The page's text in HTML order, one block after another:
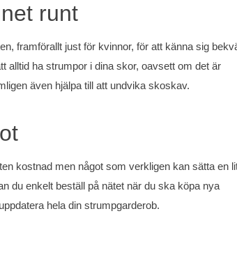
runt
framförallt just för kvinnor, för att känna sig
alltid ha strumpor i dina skor, oavsett om det är
även hjälpa till att undvika skoskav.
kostnad men något som verkligen kan sätta en
du enkelt beställ på nätet när du ska köpa nya
hela din strumpgarderob.